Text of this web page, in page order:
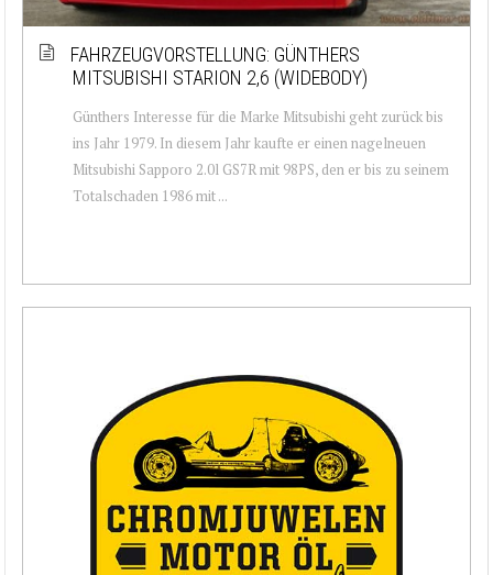
FAHRZEUGVORSTELLUNG: GÜNTHERS
MITSUBISHI STARION 2,6 (WIDEBODY)
Günthers Interesse für die Marke Mitsubishi geht zurück bis
ins Jahr 1979. In diesem Jahr kaufte er einen nagelneuen
Mitsubishi Sapporo 2.0l GS7R mit 98PS, den er bis zu seinem
Totalschaden 1986 mit ...